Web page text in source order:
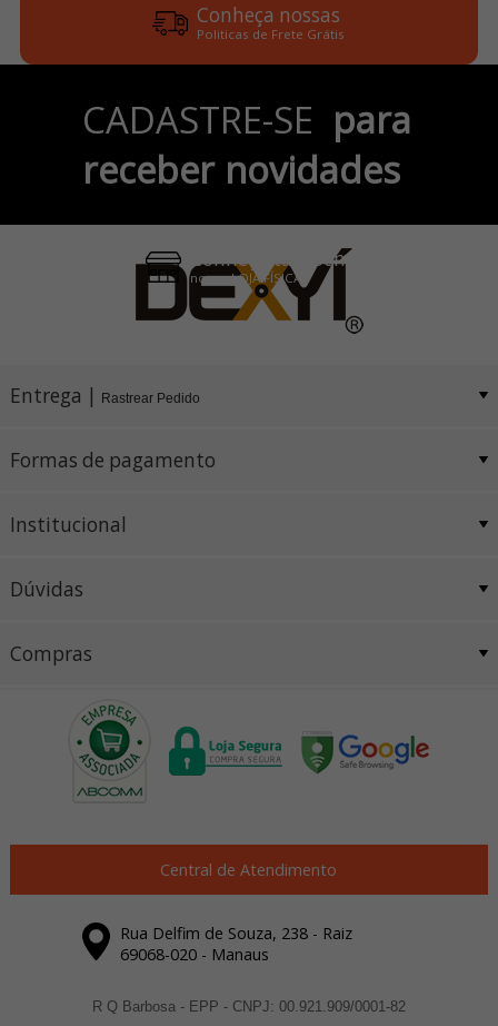
Conheça nossas
Politicas de Frete Grátis
no Cartão de Crédito
Pix e Boleto
Conheça também
nossa LOJA FÍSICA
CADASTRE-SE para
receber novidades
Entrega | Rastrear Pedido
Formas de pagamento
Institucional
Dúvidas
Compras
Central de Atendimento
Rua Delfim de Souza, 238 - Raiz
69068-020 - Manaus
R Q Barbosa - EPP - CNPJ: 00.921.909/0001-82